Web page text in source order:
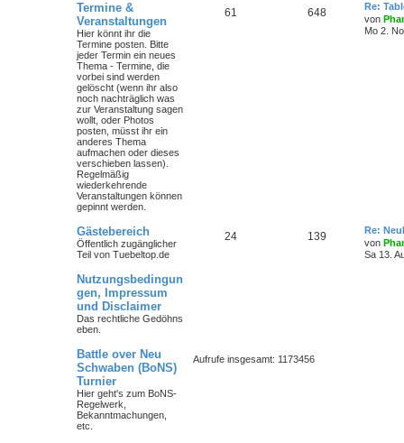
Termine &
Veranstaltungen
Hier könnt ihr die
Termine posten. Bitte
jeder Termin ein neues
Thema - Termine, die
vorbei sind werden
gelöscht (wenn ihr also
noch nachträglich was
zur Veranstaltung sagen
wollt, oder Photos
posten, müsst ihr ein
anderes Thema
aufmachen oder dieses
verschieben lassen).
Regelmäßig
wiederkehrende
Veranstaltungen können
gepinnt werden.
61 648
Re:
von
Mo 2.
Gästebereich
Öffentlich zugänglicher
Teil von Tuebeltop.de
24 139
Re:
von
Sa 13.
Nutzungsbedingun
gen, Impressum
und Disclaimer
Das rechtliche Gedöhns
eben.
Battle over Neu
Schwaben (BoNS)
Turnier
Hier geht's zum BoNS-
Regelwerk,
Bekanntmachungen,
etc.
Aufrufe insgesamt: 1173456